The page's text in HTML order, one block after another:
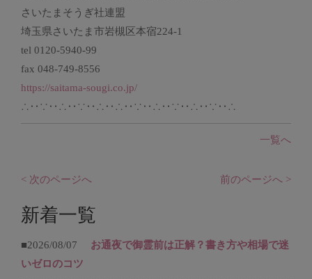
さいたまそうぎ社連盟
埼玉県さいたま市岩槻区本宿224-1
tel 0120-5940-99
fax 048-749-8556
https://saitama-sougi.co.jp/
∴‥∵‥∴‥∵‥∴‥∴‥∵‥∴‥∵‥∴‥∵‥∴
一覧へ
< 次のページへ 前のページへ >
新着一覧
■2026/08/07
お通夜で御霊前は正解？書き方や相場で迷
いゼロのコツ